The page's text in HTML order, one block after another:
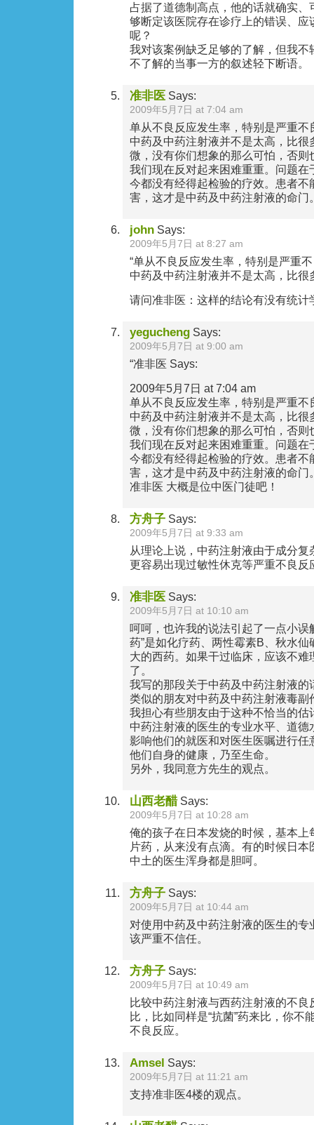
占据了道德制高点，他的话就确实、
够断定该医院存在诊疗上的错误、应
呢？
我对该案例缺乏足够的了解，但我不
不了解的当事一方的叙述轻下断语。
准非医 Says:
2009年5月7日 at 7:04 am
单从不良反应发生率，特别是严重不
中药及中药注射液并不是太高，比很
微，没有你们想象的那么可怕，否则
我们现在反对起来困难重重。问题在
今都没有经得起检验的疗效。患者不
害，这才是中药及中药注射液的命门
john Says:
2009年5月7日 at 8:27 am
“单从不良反应发生率，特别是严重
中药及中药注射液并不是太高，比很
请问准非医：这样的结论有没有统计
yegucheng Says:
2009年5月7日 at 9:00 am
“准非医 Says:
2009年5月7日 at 7:04 am
单从不良反应发生率，特别是严重不
中药及中药注射液并不是太高，比很
微，没有你们想象的那么可怕，否则
我们现在反对起来困难重重。问题在
今都没有经得起检验的疗效。患者不
害，这才是中药及中药注射液的命门
准非医 大概是位中医门徒吧！
方舟子 Says:
2009年5月7日 at 9:33 am
从理论上说，中药注射液由于成分
更容易出现过敏性休克等严重不良反
准非医 Says:
2009年5月7日 at 10:10 am
呵呵，也许我的说法引起了一点小误
药”是如化疗药、两性霉素B、秋水
大的西药。如果干过临床，应该不难
了。
我写的那段关于中药及中药注射液的
类似的朋友对中药及中药注射液毒副
我担心有些朋友由于这种不恰当的估
中药注射液的医生的专业水平、道德
影响他们的就医和对医生医嘱进行任
他们自身的健康，乃至生命。
另外，我同意方先生的观点。
山西老醋Says:
2009年5月7日 at 10:28 am
俺的孩子在日本发烧的时候，基本上
片药，从来没有点滴。有的时候日
中土的医生浑身都是胆呵。
方舟子 Says:
2009年5月7日 at 10:44 am
对使用中药及中药注射液的医生的专
该严重不信任。
方舟子 Says:
2009年5月7日 at 10:49 am
比较中药注射液与西药注射液的不
比，比如同样是“抗菌”药来比，你不
不良反应。
Amsel Says:
2009年5月7日 at 11:21 am
支持准非医4楼的观点。